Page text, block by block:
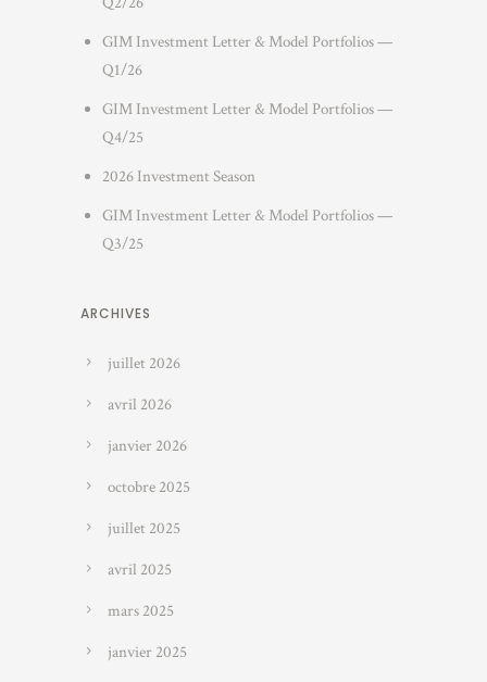
GIM Investment Letter & Model Portfolios —
Q1/26
GIM Investment Letter & Model Portfolios —
Q4/25
2026 Investment Season
GIM Investment Letter & Model Portfolios —
Q3/25
ARCHIVES
juillet 2026
avril 2026
janvier 2026
octobre 2025
juillet 2025
avril 2025
mars 2025
janvier 2025